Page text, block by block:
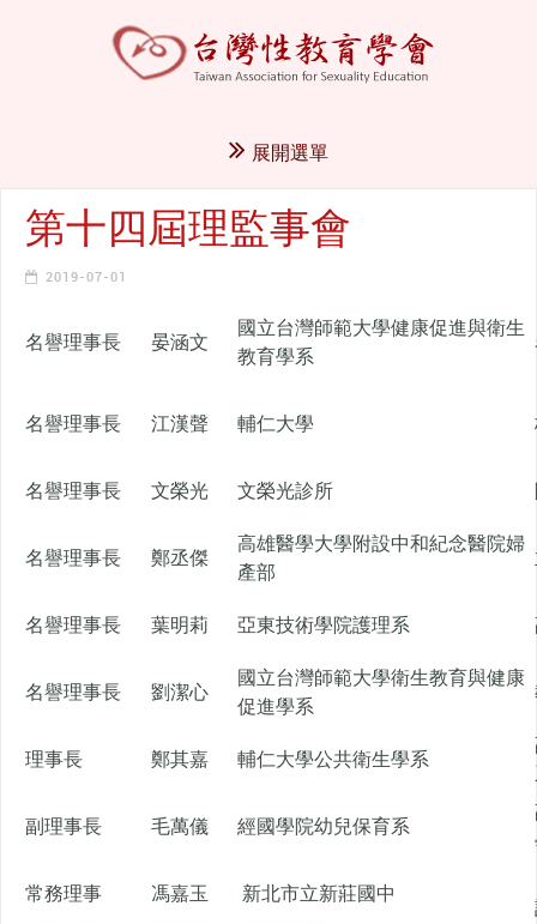
展開選單
第十四屆理監事會
2019-07-01
名譽理事長 晏涵文
國立台灣師範大學健康促進與衛生
教育學系
名譽理事長 江漢聲 輔仁大學
名譽理事長 文榮光 文榮光診所
名譽理事長 鄭丞傑
高雄醫學大學附設中和紀念醫院婦
產部
名譽理事長 葉明莉 亞東技術學院護理系
名譽理事長 劉潔心
國立台灣師範大學衛生教育與健康
促進學系
理事長 鄭其嘉 輔仁大學公共衛生學系
副理事長 毛萬儀 經國學院幼兒保育系
常務理事 馮嘉玉 新北市立新莊國中